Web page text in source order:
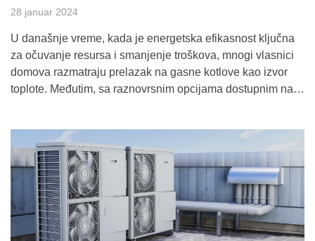
28 januar 2024
U današnje vreme, kada je energetska efikasnost ključna
za očuvanje resursa i smanjenje troškova, mnogi vlasnici
domova razmatraju prelazak na gasne kotlove kao izvor
toplote. Međutim, sa raznovrsnim opcijama dostupnim na
uzeti u obzir prilikom izbora gasnog kotla i pružiti […]